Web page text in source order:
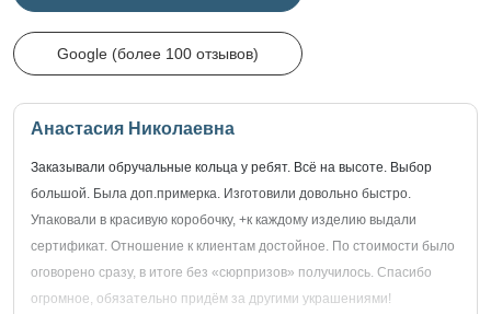
Google (более 100 отзывов)
Анастасия Николаевна
Заказывали обручальные кольца у ребят. Всё на высоте. Выбор
большой. Была доп.примерка. Изготовили довольно быстро.
Упаковали в красивую коробочку, +к каждому изделию выдали
сертификат. Отношение к клиентам достойное. По стоимости было
оговорено сразу, в итоге без «сюрпризов» получилось. Спасибо
огромное, обязательно придём за другими украшениями!